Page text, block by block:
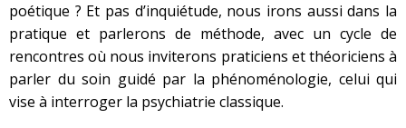
poétique ? Et pas d’inquiétude, nous irons aussi dans la
pratique et parlerons de méthode, avec un cycle de
rencontres où nous inviterons praticiens et théoriciens à
parler du soin guidé par la phénoménologie, celui qui
vise à interroger la psychiatrie classique.